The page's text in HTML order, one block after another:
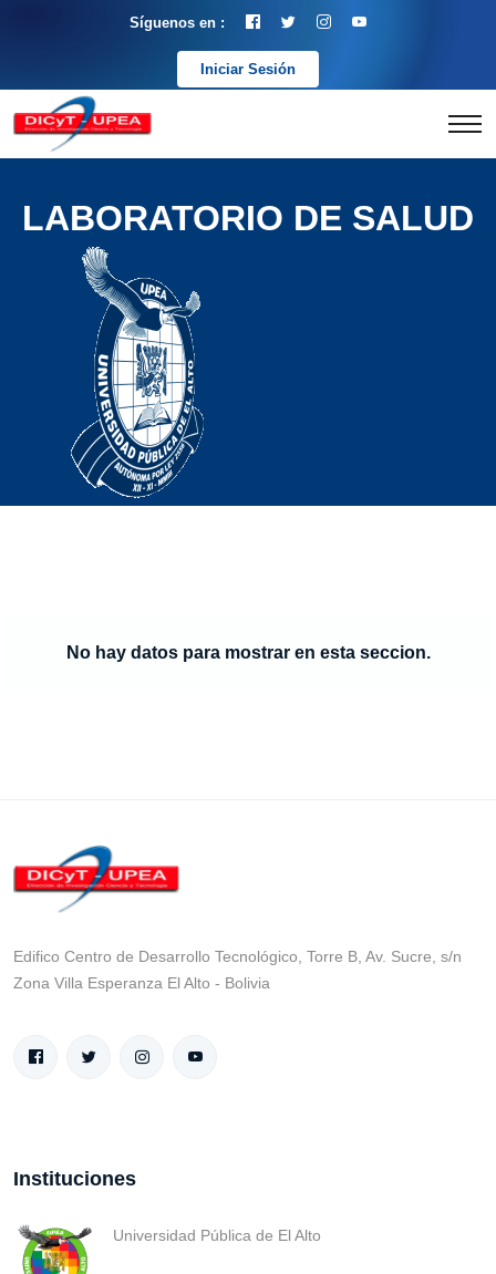
Síguenos en :
Iniciar Sesión
LABORATORIO DE SALUD
No hay datos para mostrar en esta seccion.
Edifico Centro de Desarrollo Tecnológico, Torre B, Av. Sucre, s/n
Zona Villa Esperanza El Alto - Bolivia
Instituciones
Universidad Pública de El Alto